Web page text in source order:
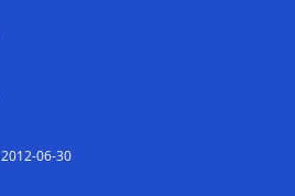
2012-06-30